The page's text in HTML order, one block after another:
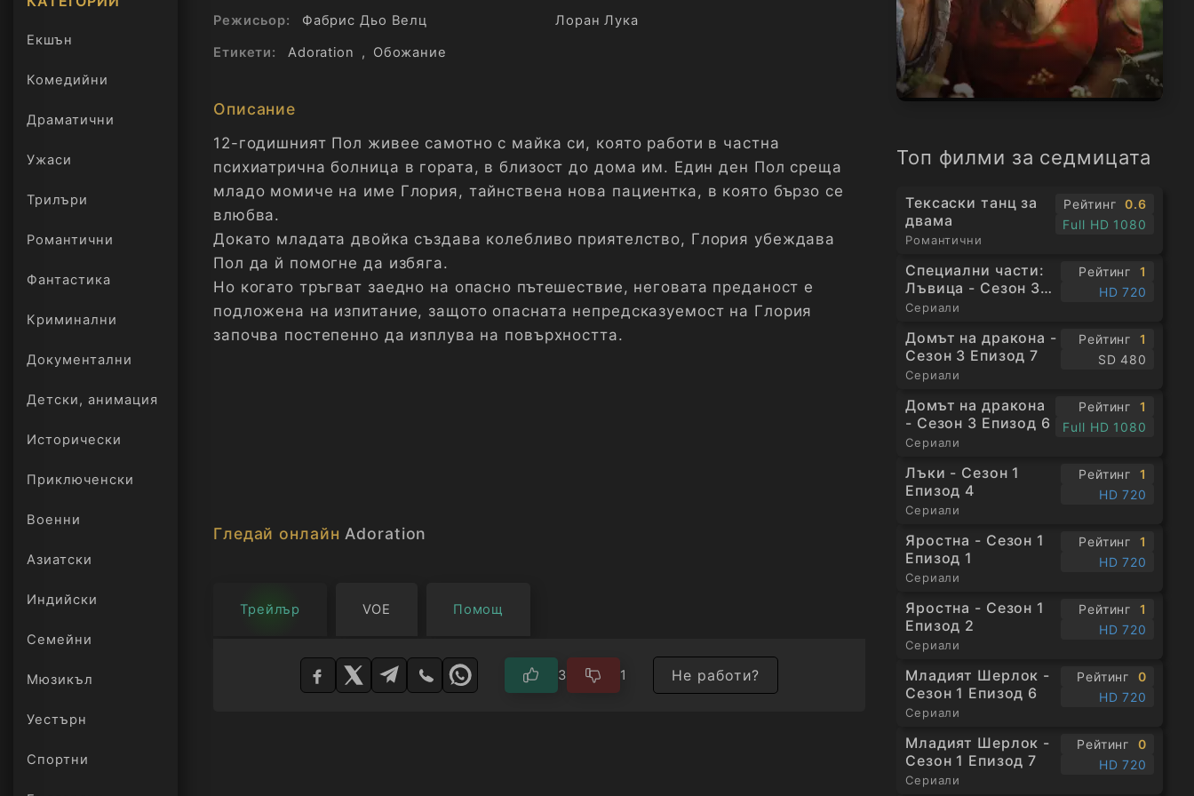
Екшън
Комедийни
Драматични
Ужаси
Трилъри
онлайн
Романтични
Фантастика
Криминални
Документални
Детски, анимация
Исторически
Приключенски
Военни
Азиатски
Индийски
Семейни
Мюзикъл
Уестърн
Спортни
Топ филми за седмицата
Тексаски танц за
двама
Романтични
Рейтинг
0.6
Full HD 1080
Специални части:
Лъвица - Сезон 3
Епизод 1
Сериали
Рейтинг
1
HD 720
Домът на дракона -
Сезон 3 Епизод 7
Сериали
Рейтинг
1
SD 480
Домът на дракона
- Сезон 3 Епизод 6
Сериали
Рейтинг
1
Full HD 1080
Лъки - Сезон 1
Епизод 4
Сериали
Рейтинг
1
HD 720
Яростна - Сезон 1
Епизод 1
Сериали
Рейтинг
1
HD 720
Яростна - Сезон 1
Епизод 2
Сериали
Рейтинг
1
HD 720
Младият Шерлок -
Сезон 1 Епизод 6
Сериали
Рейтинг
0
HD 720
Младият Шерлок -
Сезон 1 Епизод 7
Сериали
Рейтинг
0
HD 720
Режисьор:
Фабрис Дьо Велц
Етикети:
Adoration , Обожание
Лоран Лука
Описание
12-годишният Пол живее самотно с майка си, която работи в частна
психиатрична болница в гората, в близост до дома им. Един ден Пол среща
младо момиче на име Глория, тайнствена нова пациентка, в която бързо се
влюбва.
Докато младата двойка създава колебливо приятелство, Глория убеждава
Пол да й помогне да избяга.
Но когато тръгват заедно на опасно пътешествие, неговата преданост е
подложена на изпитание, защото опасната непредсказуемост на Глория
започва постепенно да изплува на повърхността.
Гледай онлайн Adoration
Трейлър VOE Помощ
3 1 Не работи?